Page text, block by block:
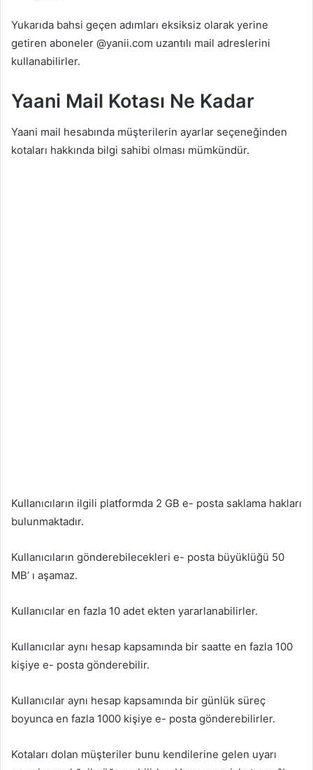
Yukarıda bahsi geçen adımları eksiksiz olarak yerine
getiren aboneler @yanii.com uzantılı mail adreslerini
kullanabilirler.
Yaani Mail Kotası Ne Kadar
Yaani mail hesabında müşterilerin ayarlar seçeneğinden
kotaları hakkında bilgi sahibi olması mümkündür.
Kullanıcıların ilgili platformda 2 GB e- posta saklama hakları
bulunmaktadır.
Kullanıcıların gönderebilecekleri e- posta büyüklüğü 50
MB’ ı aşamaz.
Kullanıcılar en fazla 10 adet ekten yararlanabilirler.
Kullanıcılar aynı hesap kapsamında bir saatte en fazla 100
kişiye e- posta gönderebilir.
Kullanıcılar aynı hesap kapsamında bir günlük süreç
boyunca en fazla 1000 kişiye e- posta gönderebilirler.
Kotaları dolan müşteriler bunu kendilerine gelen uyarı